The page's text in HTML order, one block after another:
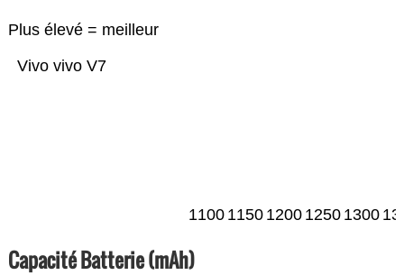
Plus élevé = meilleur
Vivo vivo V7
1100 1150 1200 1250 1300
Capacité Batterie (mAh)